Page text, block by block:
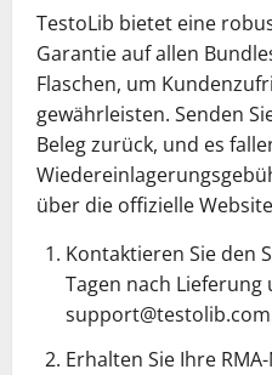
TestoLib bietet eine
Garantie auf allen
Flaschen, um
gewährleisten. Senden
Beleg zurück, und es
über die offizielle
Kontaktieren Sie den
Tagen nach Lieferung
Erhalten Sie Ihre